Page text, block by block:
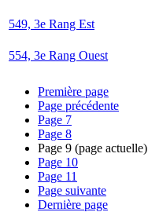
549, 3e Rang Est
554, 3e Rang Ouest
Première page
Page précédente
Page 7
Page 8
Page 9 (page actuelle)
Page 10
Page 11
Page suivante
Dernière page